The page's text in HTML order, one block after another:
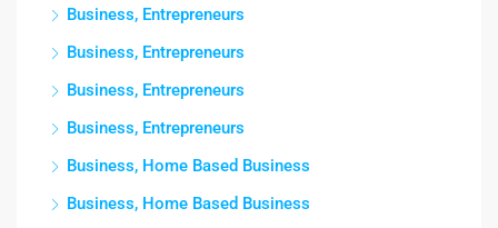
Business, Entrepreneurs
Business, Entrepreneurs
Business, Entrepreneurs
Business, Entrepreneurs
Business, Home Based Business
Business, Home Based Business